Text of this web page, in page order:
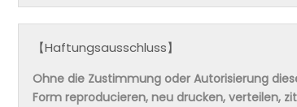
【Haftungsausschluss】
Ohne die Zustimmung oder Autorisierung
Form reproducieren, neu drucken, verteilen,